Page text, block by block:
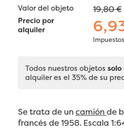
Valor del objeto 19,80 €
Precio por
alquiler
Todos nuestros objetos
alquiler es el 35% de su
Se trata de un camión de
francés de 1958. Escala